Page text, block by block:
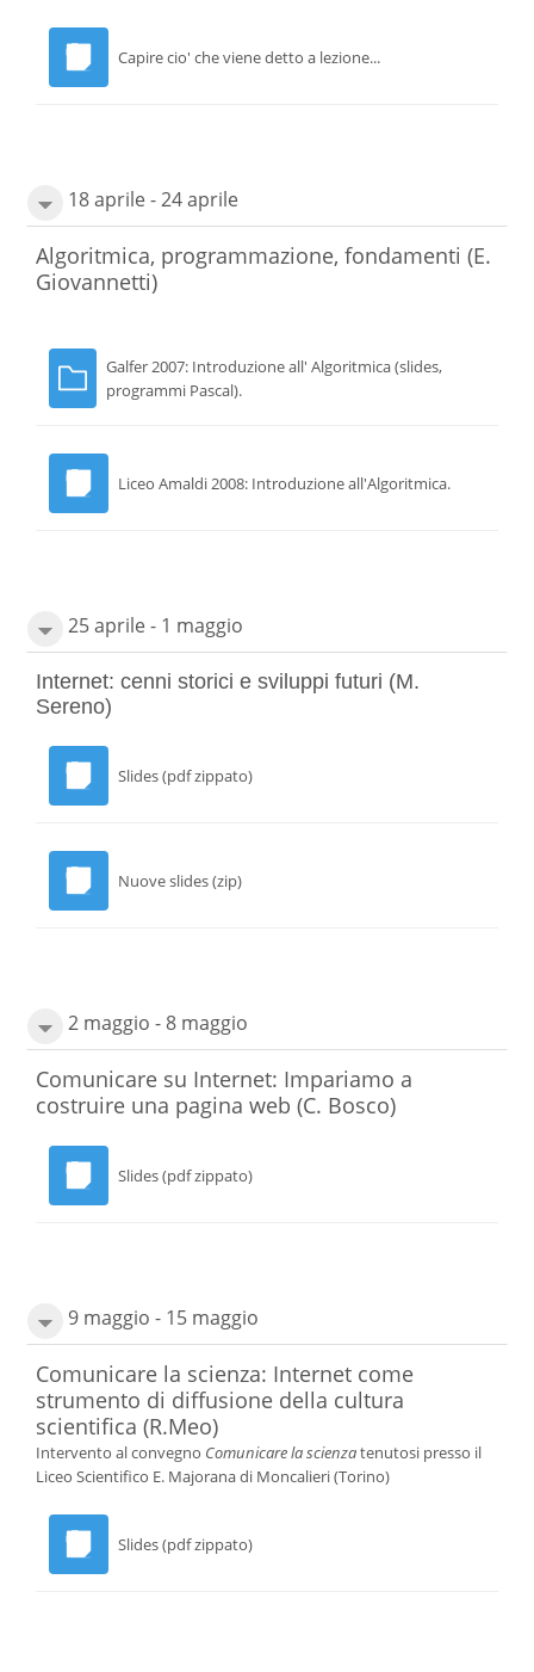
Capire cio' che viene detto a lezione...
18 aprile - 24 aprile
Algoritmica, programmazione, fondamenti(E.
Giovannetti)
Galfer 2007: Introduzione all' Algoritmica (slides,
programmi Pascal).
Liceo Amaldi 2008: Introduzione all'Algoritmica.
25 aprile - 1 maggio
Internet: cenni storici e sviluppi futuri (M.
Sereno)
Slides (pdf zippato)
Nuove slides (zip)
2 maggio - 8 maggio
Comunicare su Internet: Impariamo a
costruire una pagina web (C. Bosco)
Slides (pdf zippato)
9 maggio - 15 maggio
Comunicare la scienza: Internet come
strumento di diffusione della cultura
scientifica (R.Meo)
Intervento al convegno Comunicare la scienzatenutosi presso il
Liceo Scientifico E. Majorana di Moncalieri (Torino)
Slides (pdf zippato)